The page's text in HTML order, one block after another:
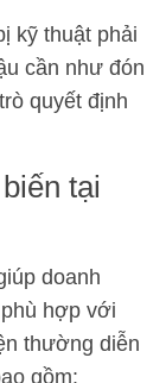
kỹ thuật phải
cần như đón
quyết định
tại
doanh
hợp với
thường diễn
gồm: